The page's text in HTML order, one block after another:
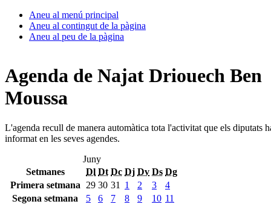
Aneu al menú principal
Aneu al contingut de la pàgina
Aneu al peu de la pàgina
Agenda de Najat Driouech Ben
Moussa
L'agenda recull de manera automàtica tota l'activitat que els diputats
informat en les seves agendes.
Juny
Setmanes
Dl Dt Dc Dj Dv Ds Dg
Primera setmana
29 30 31 1 2 3
4
Segona setmana
5 6 7 8 9 10 11